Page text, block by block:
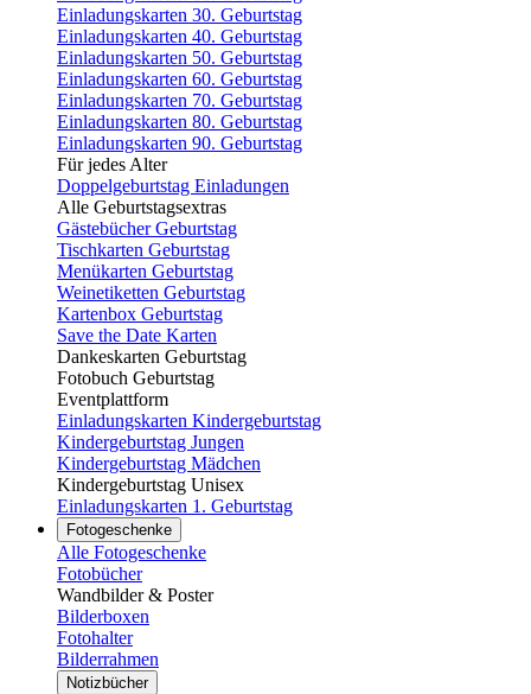
Einladungskarten 30. Geburtstag
Einladungskarten 40. Geburtstag
Einladungskarten 50. Geburtstag
Einladungskarten 60. Geburtstag
Einladungskarten 70. Geburtstag
Einladungskarten 80. Geburtstag
Einladungskarten 90. Geburtstag
Für jedes Alter
Doppelgeburtstag Einladungen
Alle Geburtstagsextras
Gästebücher Geburtstag
Tischkarten Geburtstag
Menükarten Geburtstag
Weinetiketten Geburtstag
Kartenbox Geburtstag
Save the Date Karten
Dankeskarten Geburtstag
Fotobuch Geburtstag
Eventplattform
Einladungskarten Kindergeburtstag
Kindergeburtstag Jungen
Kindergeburtstag Mädchen
Kindergeburtstag Unisex
Einladungskarten 1. Geburtstag
Fotogeschenke
Alle Fotogeschenke
Fotobücher
Wandbilder & Poster
Bilderboxen
Fotohalter
Bilderrahmen
Notizbücher